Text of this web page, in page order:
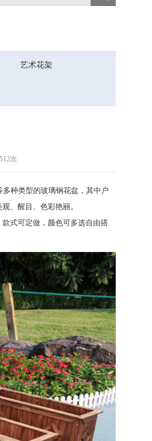
艺术花架
次
种类型的玻璃钢花盆，其中户
、醒目、色彩艳丽。
式可定做，颜色可多选自由搭